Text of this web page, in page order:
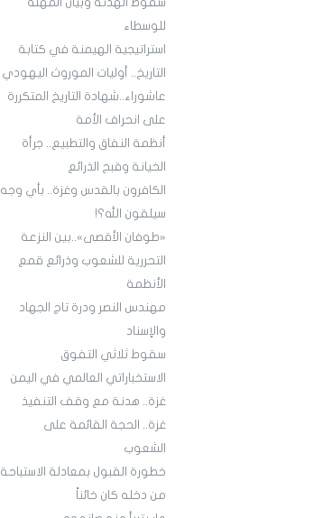
سقوط الهدنة وبيان المهلة
للوسطاء
استراتيجية الهيمنة في كتابة
التاريخ.. أوليات الموروث اليهودي
عاشوراء..شهادة التاريخ المتكررة
على انحراف الأمة
أنظمة النفاق والتطبيع.. جرأة
الخيانة وقبح الذرائع
الكافرون بالقدس وغزة.. بأي وجه
سيلقون الله؟!
«طوفان الأقصى»..بين النزعة
التحررية للشعوب وذرائع قمع
الأنظمة
مهندس النصر ودرة تاج الجهاد
والإسناد
سقوط ثلاثي التفوق
الاستخباراتي العالمي في اليمن
غزة.. هدنة مع وقف التنفيذ
غزة.. الحجة القائمة على
الشعوب
خطورة القبول بمعادلة الاستباحة
من دخله كان خائناً